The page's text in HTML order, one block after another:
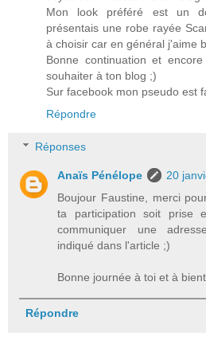
Mon look préféré est un
présentais une robe rayée
à choisir car en général j'aime
Bonne continuation et
souhaiter à ton blog ;)
Sur facebook mon pseudo est
Répondre
Réponses
Anaïs Pénélope
20
Boujour Faustine, merci
ta participation soit prise
communiquer une
indiqué dans l'article ;)
Bonne journée à toi et à
Répondre